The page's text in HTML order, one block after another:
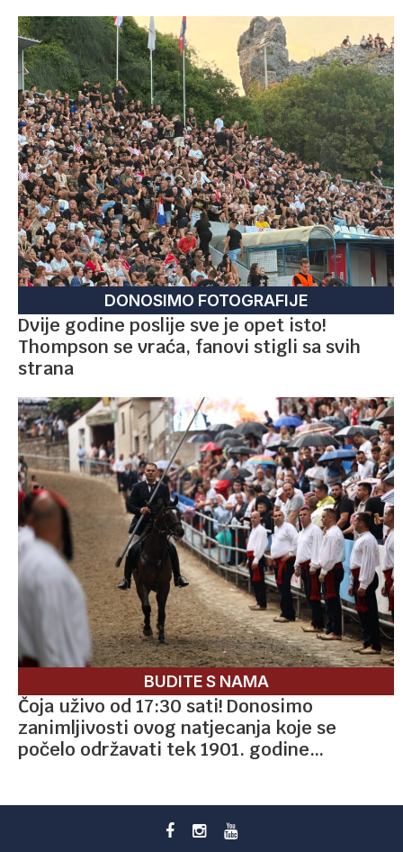
DONOSIMO FOTOGRAFIJE
Dvije godine poslije sve je opet isto!
Thompson se vraća, fanovi stigli sa svih
strana
BUDITE S NAMA
Čoja uživo od 17:30 sati! Donosimo
zanimljivosti ovog natjecanja koje se
počelo održavati tek 1901. godine…